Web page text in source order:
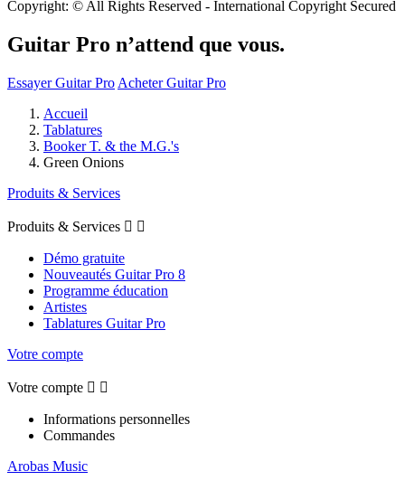
Copyright: © All Rights Reserved - International Copyright Secured
Guitar Pro n’attend que vous.
Essayer Guitar Pro Acheter Guitar Pro
Accueil
Tablatures
Booker T. & the M.G.'s
Green Onions
Produits & Services
Produits & Services  
Démo gratuite
Nouveautés Guitar Pro 8
Programme éducation
Artistes
Tablatures Guitar Pro
Votre compte
Votre compte  
Informations personnelles
Commandes
Arobas Music